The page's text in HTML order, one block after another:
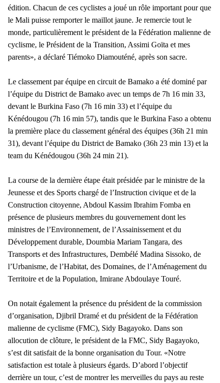
édition. Chacun de ces cyclistes a joué un rôle important pour que
le Mali puisse remporter le maillot jaune. Je remercie tout le
monde, particulièrement le président de la Fédération malienne de
cyclisme, le Président de la Transition, Assimi Goïta et mes
parents», a déclaré Tiémoko Diamouténé, après son sacre.
Le classement par équipe en circuit de Bamako a été dominé par
l’équipe du District de Bamako avec un temps de 7h 16 min 33,
devant le Burkina Faso (7h 16 min 33) et l’équipe du
Kénédougou (7h 16 min 57), tandis que le Burkina Faso a obtenu
la première place du classement général des équipes (36h 21 min
31), devant l’équipe du District de Bamako (36h 23 min 13) et la
team du Kénédougou (36h 24 min 21).
La course de la dernière étape était présidée par le ministre de la
Jeunesse et des Sports chargé de l’Instruction civique et de la
Construction citoyenne, Abdoul Kassim Ibrahim Fomba en
présence de plusieurs membres du gouvernement dont les
ministres de l’Environnement, de l’Assainissement et du
Développement durable, Doumbia Mariam Tangara, des
Transports et des Infrastructures, Dembélé Madina Sissoko, de
l’Urbanisme, de l’Habitat, des Domaines, de l’Aménagement du
Territoire et de la Population, Imirane Abdoulaye Touré.
On notait également la présence du président de la commission
d’organisation, Djibril Dramé et du président de la Fédération
malienne de cyclisme (FMC), Sidy Bagayoko. Dans son
allocution de clôture, le président de la FMC, Sidy Bagayoko,
s’est dit satisfait de la bonne organisation du Tour. «Notre
satisfaction est totale à plusieurs égards. D’abord l’objectif
derrière un tour, c’est de montrer les merveilles du pays au reste